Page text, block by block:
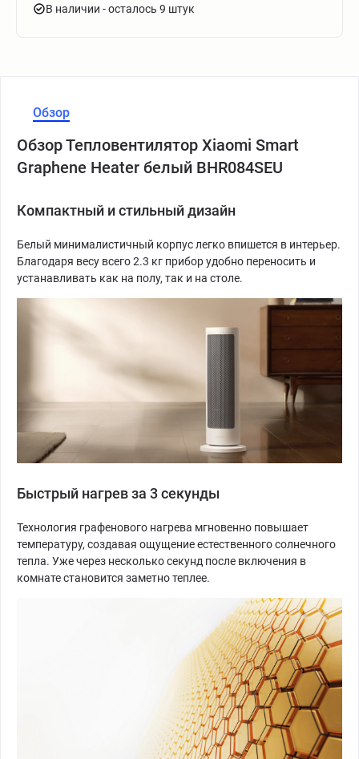
В наличии - осталось 9 штук
Обзор
Обзор Тепловентилятор Xiaomi Smart
Graphene Heater белый BHR084SEU
Компактный и стильный дизайн
Белый минималистичный корпус легко впишется в интерьер.
Благодаря весу всего 2.3 кг прибор удобно переносить и
устанавливать как на полу, так и на столе.
Быстрый нагрев за 3 секунды
Технология графенового нагрева мгновенно повышает
температуру, создавая ощущение естественного солнечного
тепла. Уже через несколько секунд после включения в
комнате становится заметно теплее.